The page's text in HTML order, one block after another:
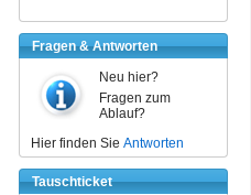
Fragen & Antworten
Neu hier?
Fragen zum
Ablauf?
Hier finden Sie Antworten
Tauschticket